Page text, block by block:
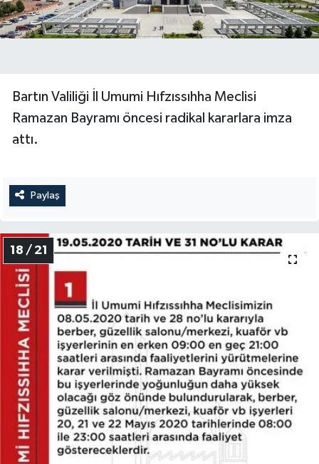
Bartın Valiliği İl Umumi Hıfzıssıhha Meclisi
Ramazan Bayramı öncesi radikal kararlara imza
attı.
Paylaş
18 / 21